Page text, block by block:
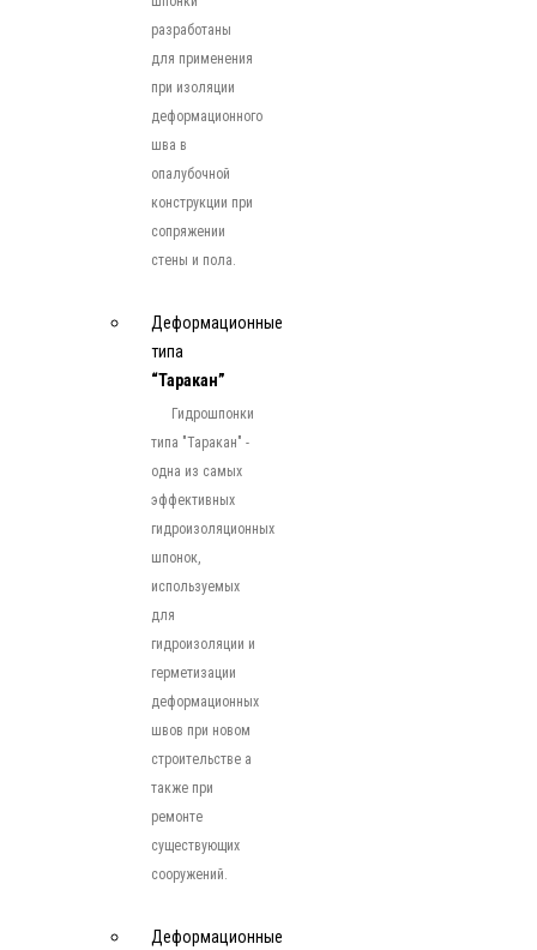
разработаны
для применения
при изоляции
деформационного
шва в
опалубочной
конструкции при
сопряжении
стены и пола.
Деформационные
типа
“Таракан”
Гидрошпонки
типа "Таракан" -
одна из самых
эффективных
гидроизоляционных
шпонок,
используемых
для
гидроизоляции и
герметизации
деформационных
швов при новом
строительстве а
также при
ремонте
существующих
сооружений.
Деформационные